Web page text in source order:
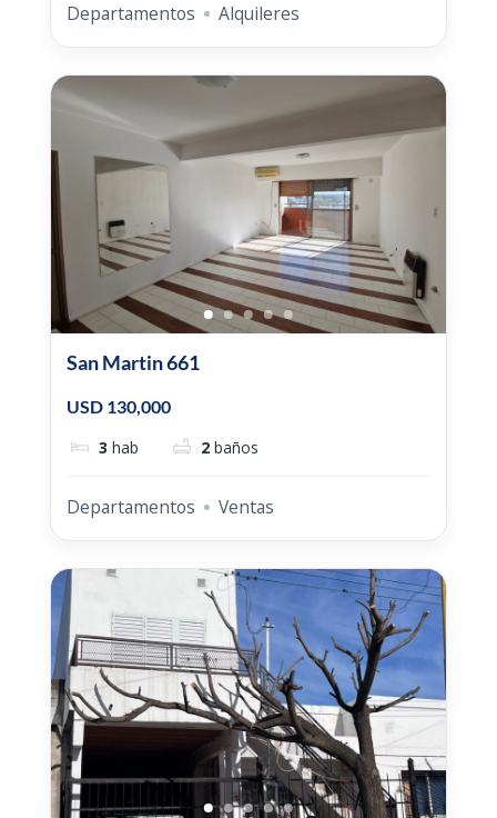
Departamentos Alquileres
San Martin 661
USD 130,000
3 hab 2 baños
Departamentos Ventas